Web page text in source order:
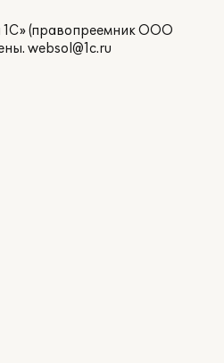
1С» (правопреемник ООО
websol@1c.ru